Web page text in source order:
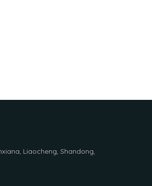
Liaocheng, Shandong,